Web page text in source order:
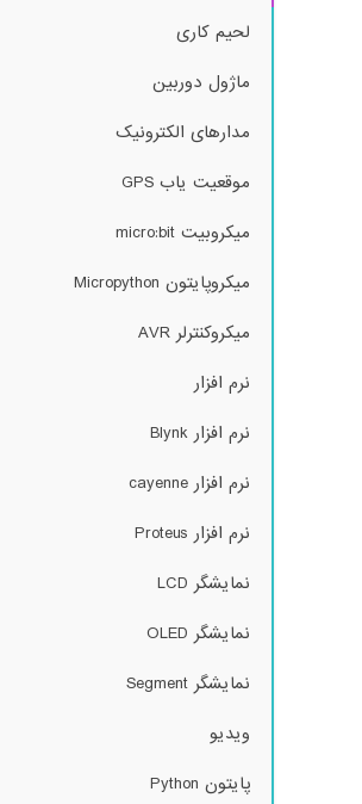
لحیم کاری
ماژول دوربین
مدارهای الکترونیک
موقعیت یاب GPS
میکروبیت micro:bit
میکروپایتون Micropython
میکروکنترلر AVR
نرم افزار
نرم افزار Blynk
نرم افزار cayenne
نرم افزار Proteus
نمایشگر LCD
نمایشگر OLED
نمایشگر Segment
ویدیو
پایتون Python